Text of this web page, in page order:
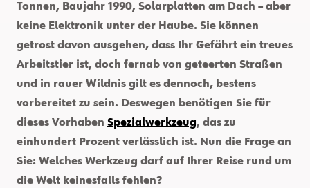
Tonnen, Baujahr 1990, Solarplatten am Dach – aber
keine Elektronik unter der Haube. Sie können
getrost davon ausgehen, dass Ihr Gefährt ein treues
Arbeitstier ist, doch fernab von geteerten Straßen
und in rauer Wildnis gilt es dennoch, bestens
vorbereitet zu sein. Deswegen benötigen Sie für
dieses Vorhaben Spezialwerkzeug, das zu
einhundert Prozent verlässlich ist. Nun die Frage an
Sie: Welches Werkzeug darf auf Ihrer Reise rund um
die Welt keinesfalls fehlen?